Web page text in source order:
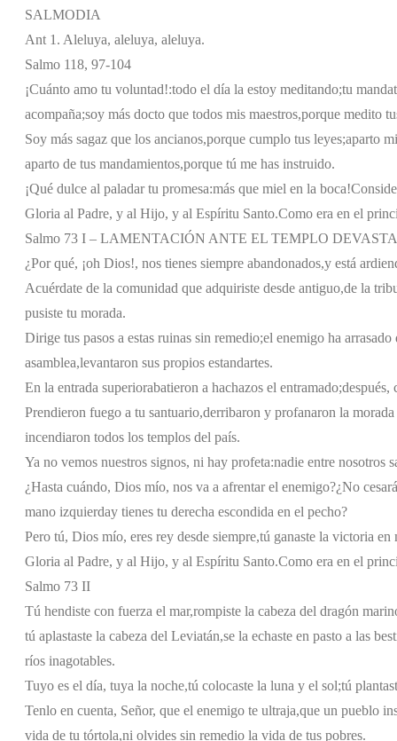
SALMODIA
Ant 1. Aleluya, aleluya, aleluya.
Salmo 118, 97-104
¡Cuánto amo tu voluntad!:todo el día la estoy meditando;tu
acompaña;soy más docto que todos mis maestros,porque medito
Soy más sagaz que los ancianos,porque cumplo tus leyes;aparto
aparto de tus mandamientos,porque tú me has instruido.
¡Qué dulce al paladar tu promesa:más que miel en la boca!
Gloria al Padre, y al Hijo, y al Espíritu Santo.Como era en el
Salmo 73 I – LAMENTACIÓN ANTE EL TEMPLO
¿Por qué, ¡oh Dios!, nos tienes siempre abandonados,y está
Acuérdate de la comunidad que adquiriste desde antiguo,de la
pusiste tu morada.
Dirige tus pasos a estas ruinas sin remedio;el enemigo ha
asamblea,levantaron sus propios estandartes.
En la entrada superiorabatieron a hachazos el entramado;después,
Prendieron fuego a tu santuario,derribaron y profanaron la
incendiaron todos los templos del país.
Ya no vemos nuestros signos, ni hay profeta:nadie entre nosotros
¿Hasta cuándo, Dios mío, nos va a afrentar el enemigo?¿No
mano izquierday tienes tu derecha escondida en el pecho?
Pero tú, Dios mío, eres rey desde siempre,tú ganaste la victoria en
Gloria al Padre, y al Hijo, y al Espíritu Santo.Como era en el
Salmo 73 II
Tú hendiste con fuerza el mar,rompiste la cabeza del dragón
tú aplastaste la cabeza del Leviatán,se la echaste en pasto a las
ríos inagotables.
Tuyo es el día, tuya la noche,tú colocaste la luna y el sol;tú
Tenlo en cuenta, Señor, que el enemigo te ultraja,que un pueblo
vida de tu tórtola,ni olvides sin remedio la vida de tus pobres.